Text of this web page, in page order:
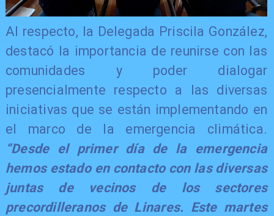
Al respecto, la Delegada Priscila González,
destacó la importancia de reunirse con las
comunidades y poder dialogar
presencialmente respecto a las diversas
iniciativas que se están implementando en
el marco de la emergencia climática.
“Desde el primer día de la emergencia
hemos estado en contacto con las diversas
juntas de vecinos de los sectores
precordilleranos de Linares. Este martes